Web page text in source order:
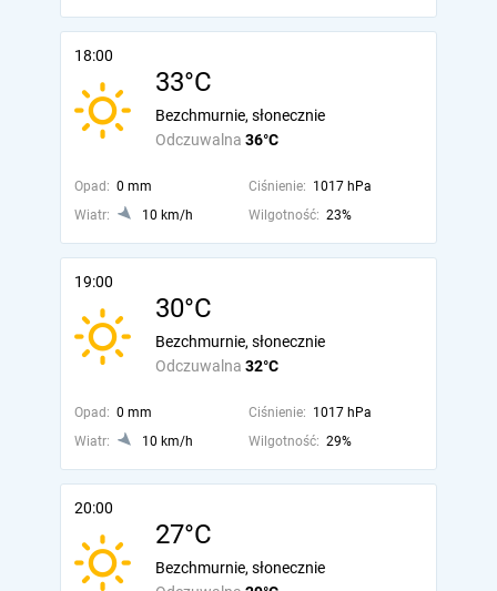
18:00
33°C
Odczuwalna 36°C
Bezchmurnie, słonecznie
Opad: 0 mm Ciśnienie: 1017 hPa
Wiatr:
10 km/h Wilgotność: 23%
19:00
30°C
Odczuwalna 32°C
Bezchmurnie, słonecznie
Opad: 0 mm Ciśnienie: 1017 hPa
Wiatr:
10 km/h Wilgotność: 29%
20:00
27°C
Bezchmurnie, słonecznie